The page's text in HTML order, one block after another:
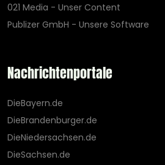
021 Media - Unser Content
Publizer GmbH - Unsere Software
Nachrichtenportale
DieBayern.de
DieBrandenburger.de
DieNiedersachsen.de
DieSachsen.de